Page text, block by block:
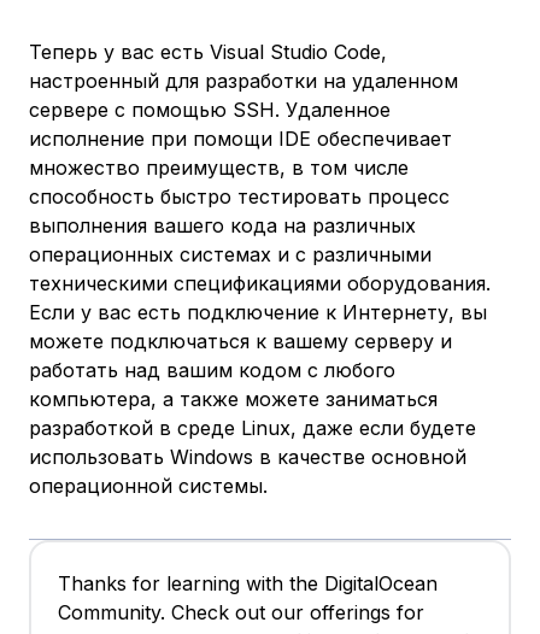
Теперь у вас есть Visual Studio Code,
настроенный для разработки на удаленном
сервере с помощью SSH. Удаленное
исполнение при помощи IDE обеспечивает
множество преимуществ, в том числе
способность быстро тестировать процесс
выполнения вашего кода на различных
операционных системах и с различными
техническими спецификациями оборудования.
Если у вас есть подключение к Интернету, вы
можете подключаться к вашему серверу и
работать над вашим кодом с любого
компьютера, а также можете заниматься
разработкой в среде Linux, даже если будете
использовать Windows в качестве основной
операционной системы.
Thanks for learning with the DigitalOcean
Community. Check out our offerings for